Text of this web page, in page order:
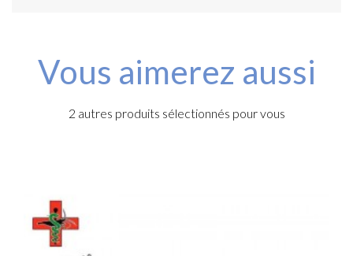
Vous aimerez aussi
2 autres produits sélectionnés pour vous